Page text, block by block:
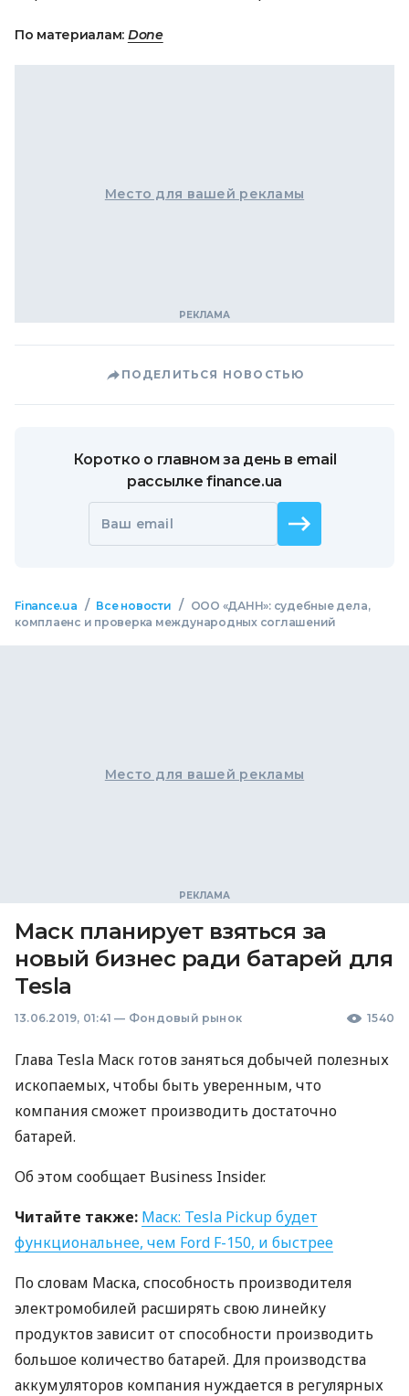
По материалам: Done
Место для вашей рекламы
ПОДЕЛИТЬСЯ НОВОСТЬЮ
Коротко о главном за день в email
рассылке finance.ua
Ваш email
Finance.ua / Все новости /
ООО «ДАНН»: судебные дела,
комплаенс и проверка международных соглашений
Место для вашей рекламы
Маск планирует взяться за
новый бизнес ради батарей для
Tesla
13.06.2019, 01:41 — Фондовый рынок 1540
Глава Tesla Маск готов заняться добычей полезных
ископаемых, чтобы быть уверенным, что
компания сможет производить достаточно
батарей.
Об этом сообщает Business Insider.
Читайте также: Маск: Tesla Pickup будет
функциональнее, чем Ford F-150, и быстрее
По словам Маска, способность производителя
электромобилей расширять свою линейку
продуктов зависит от способности производить
большое количество батарей. Для производства
аккумуляторов компания нуждается в регулярных